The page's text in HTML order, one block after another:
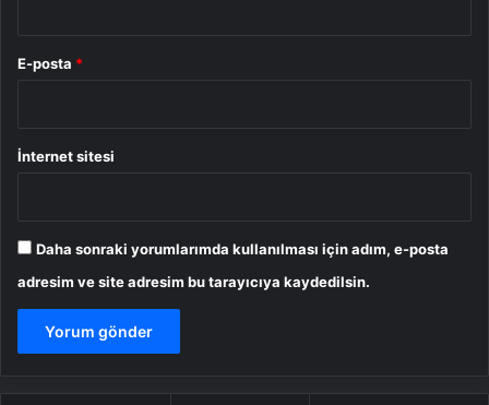
E-posta *
İnternet sitesi
Daha sonraki yorumlarımda kullanılması için adım, e-posta
adresim ve site adresim bu tarayıcıya kaydedilsin.